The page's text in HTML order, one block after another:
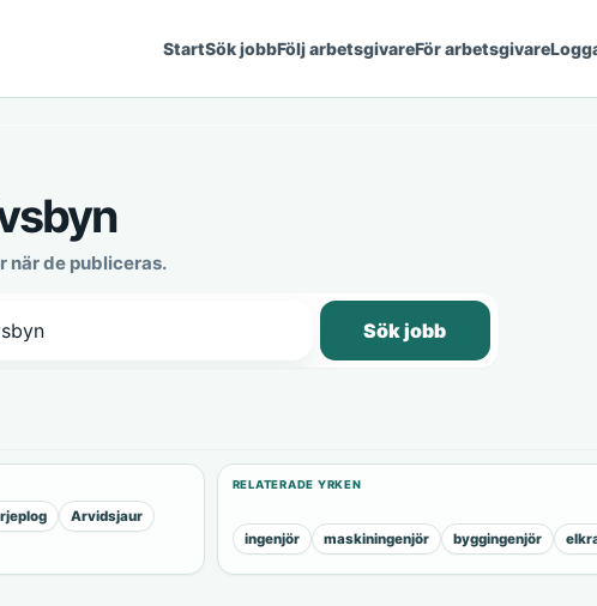
StartSök jobbFölj arbetsgivareFör arbetsgivare
när de publiceras.
Sök jobb
Arvidsjaur
RELATERADE YRKEN
ingenjör maskiningenjör byggingenjör